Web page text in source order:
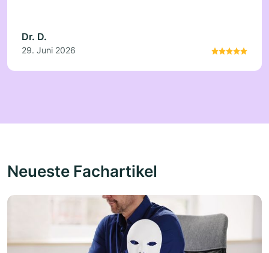
Dr. D.
29. Juni 2026
Neueste Fachartikel